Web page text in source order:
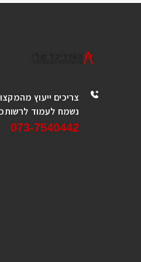
צריכים ייעוץ
נשמח לעמוד
073-7540442